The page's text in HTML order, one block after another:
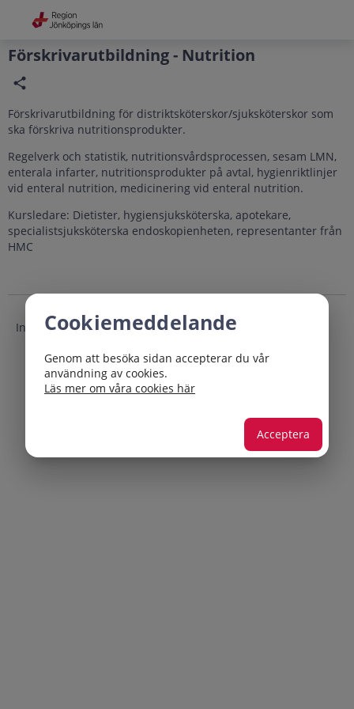
Grade
Portal
Förskrivarutbildning - Nutrition
Förskrivarutbildning för distriktsköterskor/sjuksköterskor som
ska förskriva nutritionsprodukter.
Regelverk och statistik, nutritionsvårdsprocessen, sesam LMN,
enterala infarter, nutritionsprodukter på avtal, hygienriktlinjer
vid enteral nutrition, medicinering vid enteral nutrition.
Kursledare: Dietister, hygiensjuksköterska, apotekare,
specialistsjuksköterska endoskopienheten, representanter från
HMC
Inga träffarCookiemeddelande
Genom att besöka sidan accepterar du vår
användning av cookies.
Läs mer om våra cookies här
Acceptera